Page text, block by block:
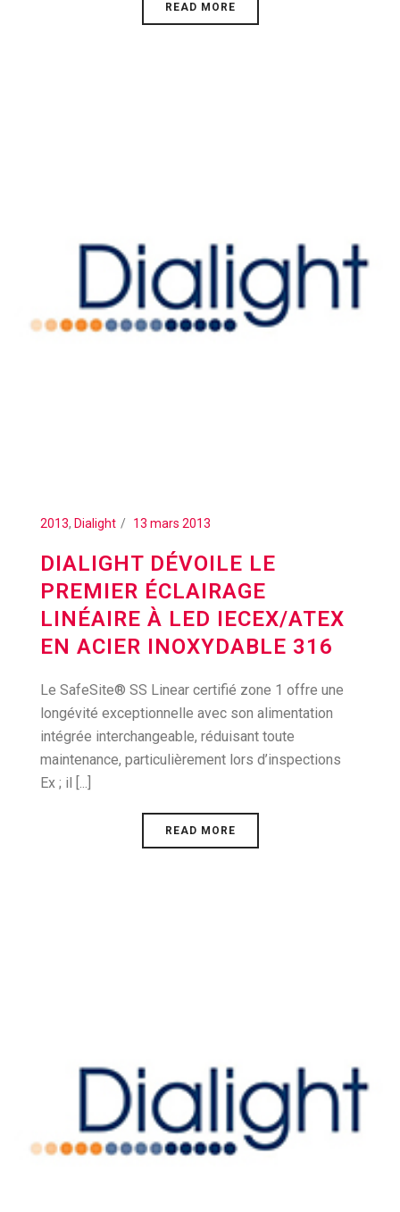
READ MORE
2013, Dialight 13 mars 2013
DIALIGHT DÉVOILE LE
PREMIER ÉCLAIRAGE
LINÉAIRE À LED IECEX/ATEX
EN ACIER INOXYDABLE 316
Le SafeSite® SS Linear certifié zone 1 offre une
longévité exceptionnelle avec son alimentation
intégrée interchangeable, réduisant toute
maintenance, particulièrement lors d’inspections
Ex ; il [...]
READ MORE